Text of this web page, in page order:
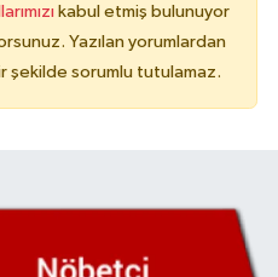
kabul etmiş bulunuyor
Yazılan yorumlardan
şekilde sorumlu tutulamaz.